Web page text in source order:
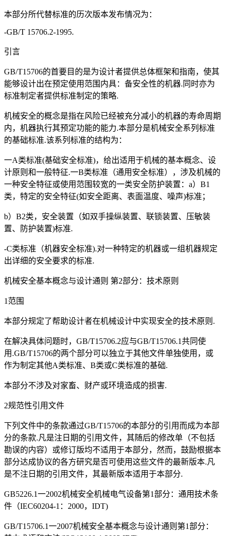
本部分所代替标准的历次版本发布情况为：
-GB/T 15706.2-1995.
引言
GB/T15706的首要目的是为设计者提供总体框架和指南，使其
能够设计出在预定使用范围内具：备安全性的机器.同时亦为
标准制定者提供标准制定的策略.
机械安全的概念是指在风险已经被充分减小的机器的寿命周期
内，机器执行其预定功能的能力.本部分是机械安全系列标准
的基础标准.该系列标准的结构为：
一A类标准(基础安全标准)，给出适用于机械的基本概念、设
计原则和一般特征.一B类标准（通用安全标准），涉及机械的
一种安全特征或使用范围较宽的一类安全防护装置：a）B1
类，特定的安全特征(如安全距离、表面温度、噪声)标准；
b）B2类，安全装置（如双手操纵装置、联锁装置、压敏装
置、防护装置)标准.
-C类标准（机器安全标准).对一种特定的机器或一组机器规定
出详细的安全要求的标准.
机械安全基本概念与设计通则 第2部分：技术原则
1范围
本部分规定了帮助设计者在机械设计中实现安全的技术原则.
在解决具体问题时，GB/T15706.2应与GB/T15706.1共同使
用.GB/T15706的两个部分可以独立于其他文件单独使用，或
作为制定其他A类标准、B类或C类标准的基础.
本部分不涉及对家畜、财产或环境造成的损害.
2规范性引用文件
下列文件中的条款通过GB/T15706的本部分的引用而成为本部
分的条款.凡是注日期的引用文件，其随后的修改单（不包括
勘误的内容）或修订版均不适用于本部分，然而，鼓励根据本
部分达成协议的各方研究是否可使用这些文件的最新版本.凡
是不注日期的引用文件，其最新版本适用于本部分.
GB5226.1一2002机械安全机械电气设备第1部分：通用技术条
件（IEC60204-1：2000，IDT)
GB/T15706.1一2007机械安全基本概念与设计通则第1部分：